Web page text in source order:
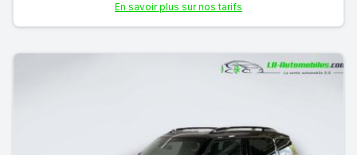
En savoir plus sur nos tarifs